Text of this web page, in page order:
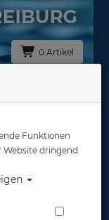
0 Artikel
Funktionen
dringend